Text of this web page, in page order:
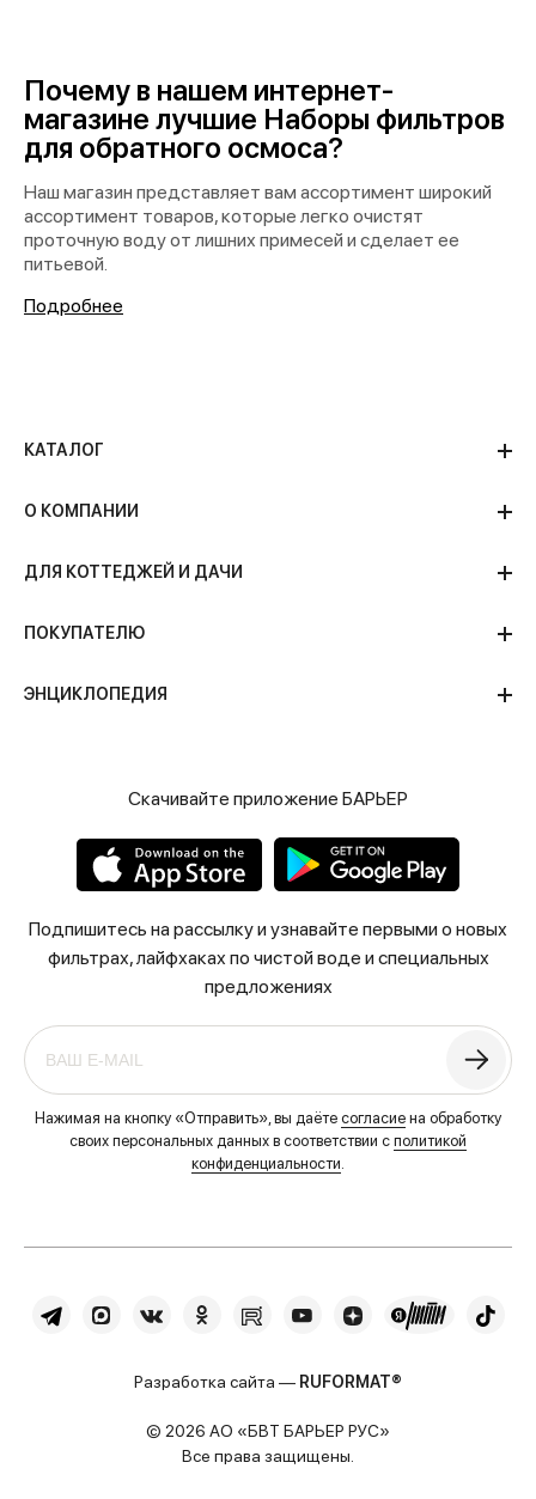
Почему в нашем интернет-
магазине лучшие Наборы фильтров
для обратного осмоса?
Наш магазин представляет вам ассортимент широкий
ассортимент товаров, которые легко очистят
проточную воду от лишних примесей и сделает ее
питьевой.
Подробнее
КАТАЛОГ
О КОМПАНИИ
ДЛЯ КОТТЕДЖЕЙ И ДАЧИ
ПОКУПАТЕЛЮ
ЭНЦИКЛОПЕДИЯ
Скачивайте приложение БАРЬЕР
Подпишитесь на рассылку и узнавайте первыми о новых
фильтрах, лайфхаках по чистой воде и специальных
предложениях
Нажимая на кнопку «Отправить», вы даёте согласие на обработку
своих персональных данных в соответствии с политикой
конфиденциальности.
Разработка сайта — RUFORMAT®
© 2026 АО «БВТ БАРЬЕР РУС»
Все права защищены.